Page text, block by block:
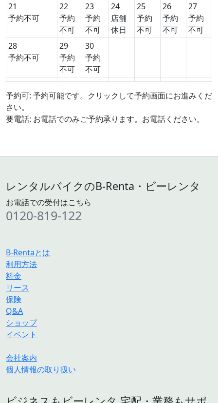
21
予約不可
22
予約
不可
23
予約
不可
24
店舗
休日
25
予約
不可
26
予約
不可
27
予約
不可
28
予約不可
29
予約
不可
30
予約
不可
予約可: 予約可能です。クリックして予約画面にお進みくだ
さい。
要電話: お電話でのみご予約承ります。お電話ください。
レンタルバイクのB-Renta・ビーレンタ
お電話での受付はこちら
0120-819-122
B-Rentaとは
利用方法
料金
リース
保険
Q&A
ショップ
イベント
会社案内
個人情報の取り扱い